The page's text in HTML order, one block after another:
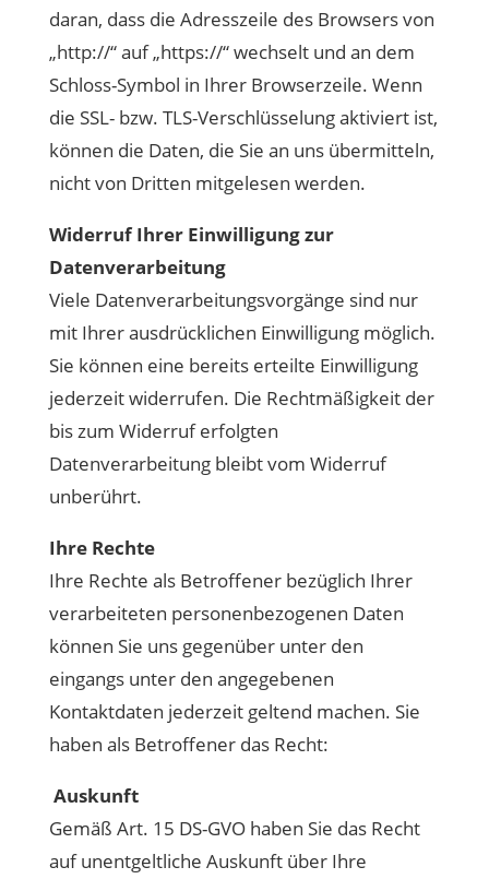
daran, dass die Adresszeile des Browsers von
„http://“ auf „https://“ wechselt und an dem
Schloss-Symbol in Ihrer Browserzeile. Wenn
die SSL- bzw. TLS-Verschlüsselung aktiviert ist,
können die Daten, die Sie an uns übermitteln,
nicht von Dritten mitgelesen werden.
Widerruf Ihrer Einwilligung zur
Datenverarbeitung
Viele Datenverarbeitungsvorgänge sind nur
mit Ihrer ausdrücklichen Einwilligung möglich.
Sie können eine bereits erteilte Einwilligung
jederzeit widerrufen. Die Rechtmäßigkeit der
bis zum Widerruf erfolgten
Datenverarbeitung bleibt vom Widerruf
unberührt.
Ihre Rechte
Ihre Rechte als Betroffener bezüglich Ihrer
verarbeiteten personenbezogenen Daten
können Sie uns gegenüber unter den
eingangs unter den angegebenen
Kontaktdaten jederzeit geltend machen. Sie
haben als Betroffener das Recht:
Auskunft
Gemäß Art. 15 DS-GVO haben Sie das Recht
auf unentgeltliche Auskunft über Ihre